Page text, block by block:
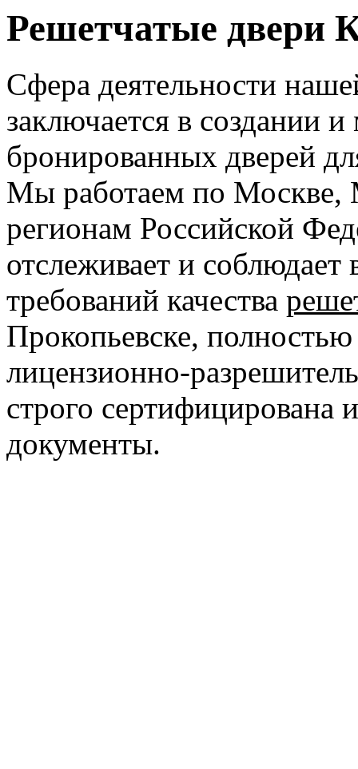
Решетчатые двери
Сфера деятельности
заключается в создании
бронированных дверей
Мы работаем по Москве,
регионам Российской
отслеживает и соблюдает
требований качества
Прокопьевске,
лицензионно-
строго
документы.